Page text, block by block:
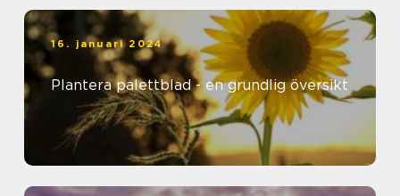
16. januari 2024
Plantera palettblad - en grundlig översikt